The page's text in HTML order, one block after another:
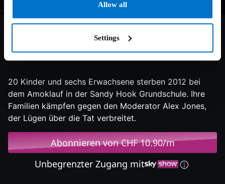
Allow all
Settings
7.5/10 2024 112 min Doku
20 Kinder und sechs Erwachsene sterben 2012 bei
dem Amoklauf in der Sandy Hook Grundschule. Ihre
Familien kämpfen gegen den Moderator Alex Jones,
der Lügen über die Tat verbreitet.
Abonnieren von CHF 10.90/m
Unbegrenzter Zugang mit